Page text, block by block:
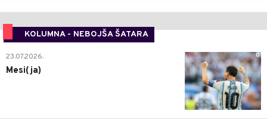
KOLUMNA - NEBOJŠA ŠATARA
0
23.07.2026.
Mesi(ja)